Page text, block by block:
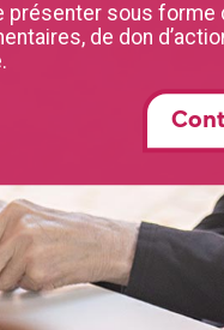
présenter sous forme
de don